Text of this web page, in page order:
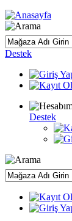
Destek
Destek